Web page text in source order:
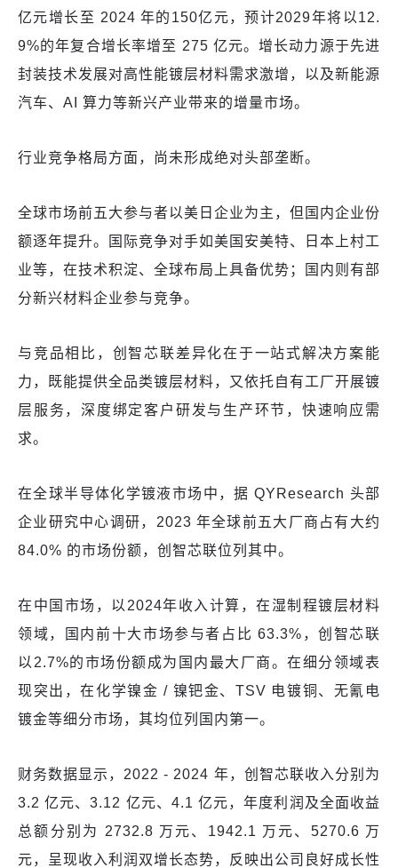
亿元增长至 2024 年的150亿元，预计2029年将以12.
9%的年复合增长率增至 275 亿元。增长动力源于先进
封装技术发展对高性能镀层材料需求激增，以及新能源
汽车、AI 算力等新兴产业带来的增量市场。​
行业竞争格局方面，尚未形成绝对头部垄断。
全球市场前五大参与者以美日企业为主，但国内企业份
额逐年提升。国际竞争对手如美国安美特、日本上村工
业等，在技术积淀、全球布局上具备优势；国内则有部
分新兴材料企业参与竞争。
与竞品相比，创智芯联差异化在于一站式解决方案能
力，既能提供全品类镀层材料，又依托自有工厂开展镀
层服务，深度绑定客户研发与生产环节，快速响应需
求。​
在全球半导体化学镀液市场中，据 QYResearch 头部
企业研究中心调研，2023 年全球前五大厂商占有大约
84.0% 的市场份额，创智芯联位列其中。
在中国市场，以2024年收入计算，在湿制程镀层材料
领域，国内前十大市场参与者占比 63.3%，创智芯联
以2.7%的市场份额成为国内最大厂商。在细分领域表
现突出，在化学镍金 / 镍钯金、TSV 电镀铜、无氰电
镀金等细分市场，其均位列国内第一。
财务数据显示，2022 - 2024 年，创智芯联收入分别为
3.2 亿元、3.12 亿元、4.1 亿元，年度利润及全面收益
总额分别为 2732.8 万元、1942.1 万元、5270.6 万
元，呈现收入利润双增长态势，反映出公司良好成长性